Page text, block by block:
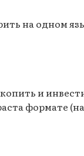
на одном
и
формате